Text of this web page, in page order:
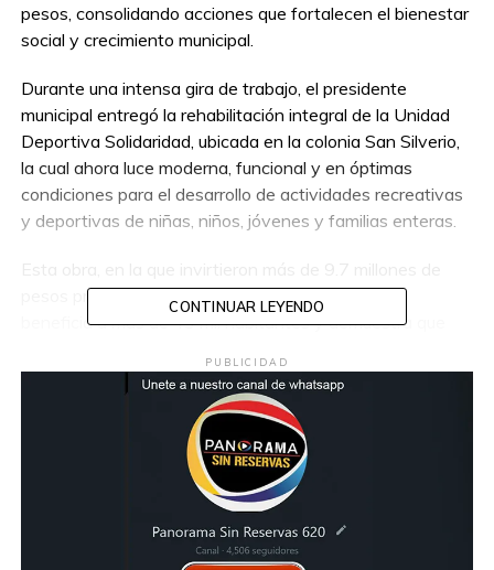
pesos, consolidando acciones que fortalecen el bienestar
social y crecimiento municipal.
Durante una intensa gira de trabajo, el presidente
municipal entregó la rehabilitación integral de la Unidad
Deportiva Solidaridad, ubicada en la colonia San Silverio,
la cual ahora luce moderna, funcional y en óptimas
condiciones para el desarrollo de actividades recreativas
y deportivas de niñas, niños, jóvenes y familias enteras.
pesos provenientes de financiamientos internos,
beneficia a más de 43 mil habitantes y demuestra que
presupuesto se sigue impulsando la transformación de
Comalcalco con infraestructura de calidad y sentido
CONTINUAR LEYENDO
PUBLICIDAD